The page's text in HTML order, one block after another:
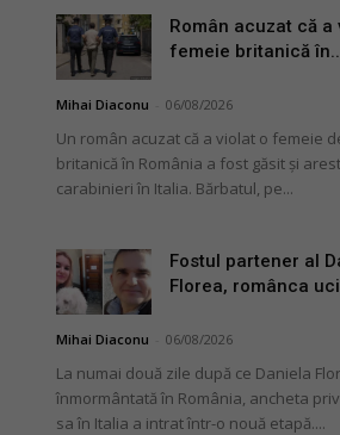
Român acuzat că a
femeie britanică
Mihai Diaconu 06/08/2026
Un român acuzat că a violat o femeie
britanică în România a fost găsit și
carabinieri în Italia. Bărbatul, pe...
Fostul partener al
Florea, românca
Mihai Diaconu 06/08/2026
La numai două zile după ce Daniela
înmormântată în România, ancheta
sa în Italia a intrat într-o nouă etapă....